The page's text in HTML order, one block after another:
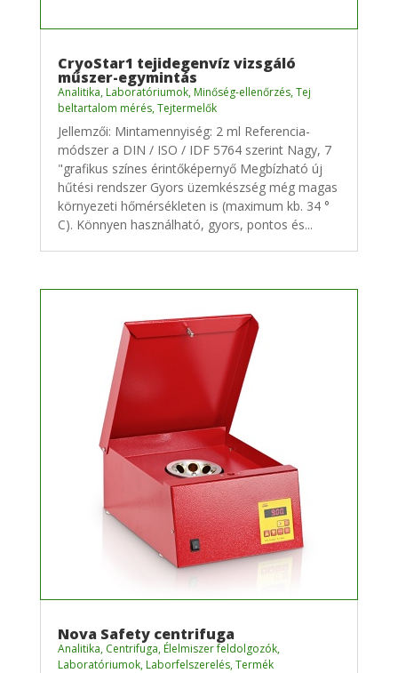
CryoStar1 tejidegenvíz vizsgáló
műszer-egymintás
Analitika, Laboratóriumok, Minőség-ellenőrzés,Tej
beltartalom mérés,Tejtermelők
Jellemzői: Mintamennyiség: 2 ml Referencia-
módszer a DIN / ISO / IDF 5764 szerint Nagy, 7
"grafikus színes érintőképernyő Megbízható új
hűtési rendszer Gyors üzemkészség még magas
környezeti hőmérsékleten is (maximum kb. 34 °
C). Könnyen használható, gyors, pontos és...
Nova Safety centrifuga
Analitika, Centrifuga, Élelmiszer feldolgozók,
Laboratóriumok, Laborfelszerelés,Termék